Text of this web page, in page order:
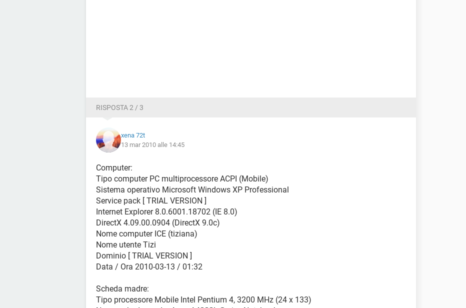
RISPOSTA 2 / 3
xena 72t
13 mar 2010 alle 14:45
Computer:
Tipo computer PC multiprocessore ACPI (Mobile)
Sistema operativo Microsoft Windows XP Professional
Service pack [ TRIAL VERSION ]
Internet Explorer 8.0.6001.18702 (IE 8.0)
DirectX 4.09.00.0904 (DirectX 9.0c)
Nome computer ICE (tiziana)
Nome utente Tizi
Dominio [ TRIAL VERSION ]
Data / Ora 2010-03-13 / 01:32
Scheda madre:
Tipo processore Mobile Intel Pentium 4, 3200 MHz (24 x 133)